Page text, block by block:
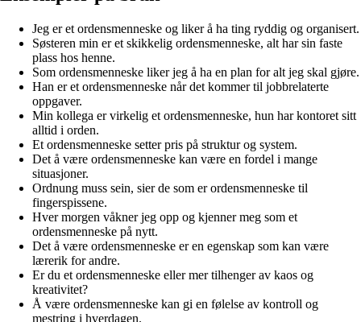
Jeg er et ordensmenneske og liker å ha ting ryddig og organisert.
Søsteren min er et skikkelig ordensmenneske, alt har sin faste
plass hos henne.
Som ordensmenneske liker jeg å ha en plan for alt jeg skal gjøre.
Han er et ordensmenneske når det kommer til jobbrelaterte
oppgaver.
Min kollega er virkelig et ordensmenneske, hun har kontoret sitt
alltid i orden.
Et ordensmenneske setter pris på struktur og system.
Det å være ordensmenneske kan være en fordel i mange
situasjoner.
Ordnung muss sein, sier de som er ordensmenneske til
fingerspissene.
Hver morgen våkner jeg opp og kjenner meg som et
ordensmenneske på nytt.
Det å være ordensmenneske er en egenskap som kan være
lærerik for andre.
Er du et ordensmenneske eller mer tilhenger av kaos og
kreativitet?
Å være ordensmenneske kan gi en følelse av kontroll og
mestring i hverdagen.